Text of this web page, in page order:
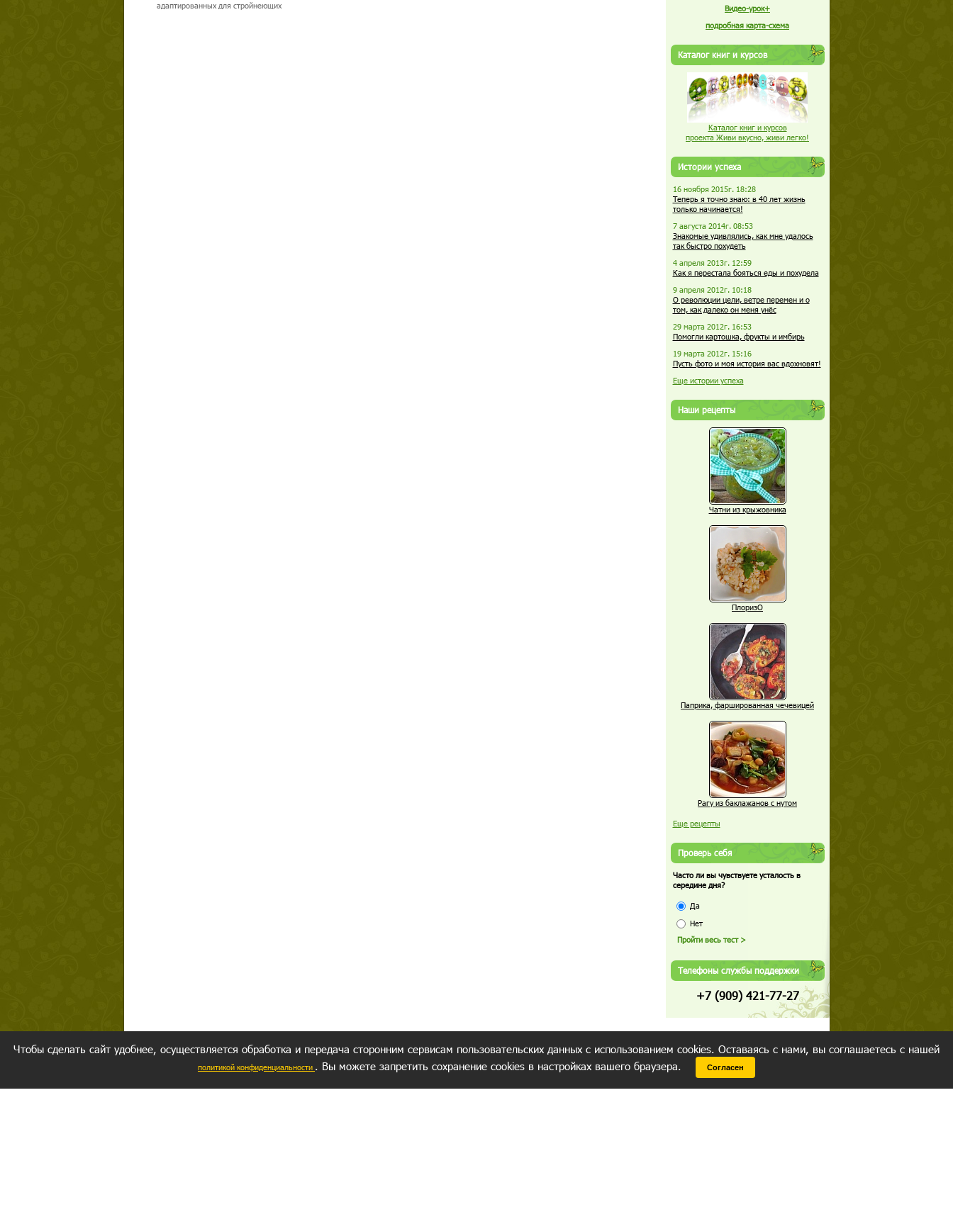
адаптированных для стройнеющих
Видео-урок+
подробная карта-схема
Каталог книг и курсов
Каталог книг и курсов
проекта Живи вкусно, живи легко!
Истории успеха
16 ноября 2015г. 18:28
Теперь я точно знаю: в 40 лет жизнь
только начинается!
7 августа 2014г. 08:53
Знакомые удивлялись, как мне удалось
так быстро похудеть
4 апреля 2013г. 12:59
Как я перестала бояться еды и похудела
9 апреля 2012г. 10:18
О революции цели, ветре перемен и о
том, как далеко он меня унёс
29 марта 2012г. 16:53
Помогли картошка, фрукты и имбирь
19 марта 2012г. 15:16
Пусть фото и моя история вас вдохновят!
Еще истории успеха
Наши рецепты
Чатни из крыжовника
ПлоризО
Паприка, фаршированная чечевицей
Рагу из баклажанов с нутом
Еще рецепты
Проверь себя
Часто ли вы чувствуете усталость в
середине дня?
Да
Нет
Телефоны службы поддержки
+7 (909) 421-77-27
Чтобы сделать сайт удобнее, осуществляется обработка и передача сторонним сервисам пользовательских данных с использованием cookies. Оставаясь с нами, вы соглашаетесь с нашей
политикой конфиденциальности . Вы можете запретить сохранение cookies в настройках вашего браузера. Согласен